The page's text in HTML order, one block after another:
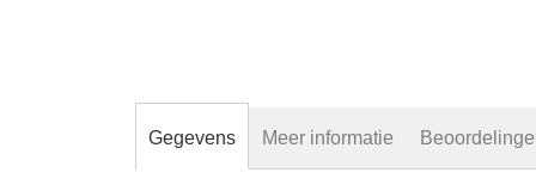
Gegevens Meer informatie